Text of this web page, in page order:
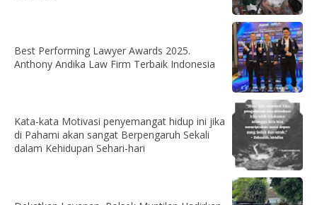
Best Performing Lawyer Awards 2025.
Anthony Andika Law Firm Terbaik Indonesia
Kata-kata Motivasi penyemangat hidup ini jika
di Pahami akan sangat Berpengaruh Sekali
dalam Kehidupan Sehari-hari